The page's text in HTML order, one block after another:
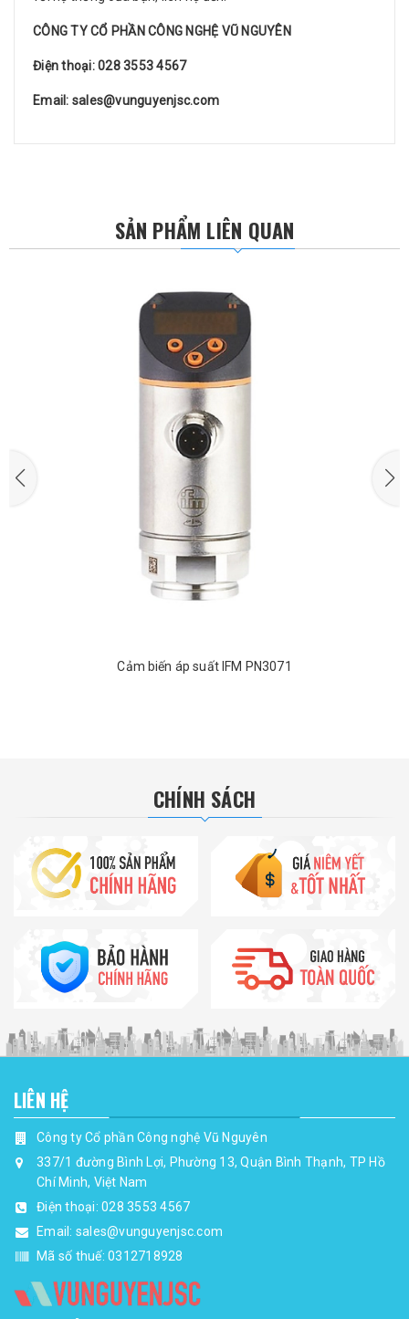
CÔNG TY CỔ PHẦN CÔNG NGHỆ VŨ NGUYÊN
Điện thoại: 028 3553 4567
Email: sales@vunguyenjsc.com
SẢN PHẨM LIÊN QUAN
Cảm biến áp suất IFM PN3071
CHÍNH SÁCH
LIÊN HỆ
Công ty Cổ phần Công nghệ Vũ Nguyên
337/1 đường Bình Lợi, Phường 13, Quận Bình Thạnh, TP Hồ
Chí Minh, Việt Nam
Điện thoại: 028 3553 4567
Email: sales@vunguyenjsc.com
Mã số thuế: 0312718928